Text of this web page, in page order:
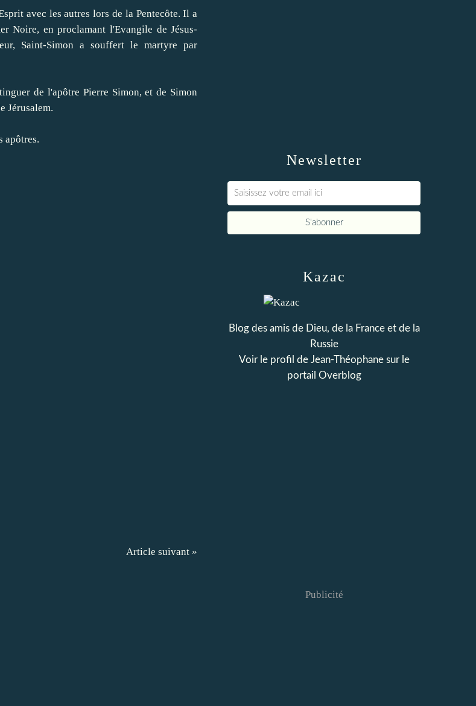
avec les autres lors de la Pentecôte. Il a
Noire, en proclamant l'Evangile de Jésus-
, Saint-Simon a souffert le martyre par
de l'apôtre Pierre Simon, et de Simon
Jérusalem.
apôtres.
Article suivant »
Newsletter
Kazac
Blog des amis de Dieu, de la France et de la
Russie
Voir le profil de Jean-Théophanesur le
portail Overblog
Publicité